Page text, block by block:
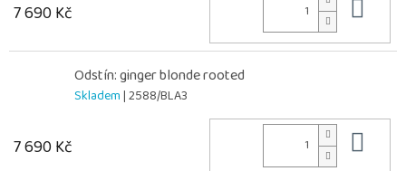
7 690 Kč
Odstín: ginger blonde rooted
Skladem| 2588/BLA3
7 690 Kč